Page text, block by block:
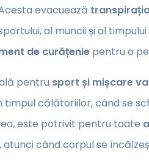
evacuează
al muncii și al
de curățenie pentru o
pentru sport și mișcare
timpul călătoriilor, când se
este potrivit pentru toate
, atunci când corpul se